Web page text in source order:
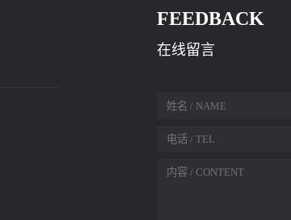
FEEDBACK
在线留言